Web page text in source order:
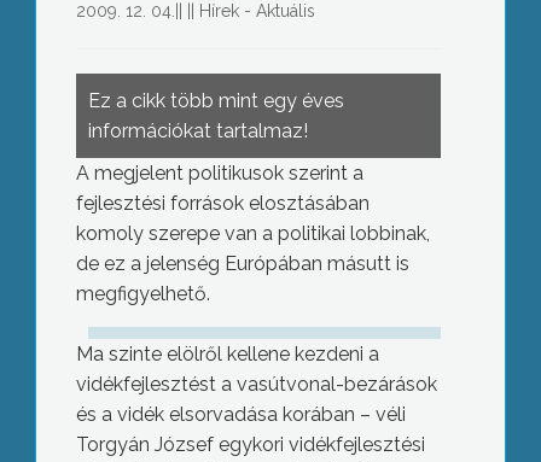
2009. 12. 04. Hírek - Aktuális
Ez a cikk több mint egy éves
információkat tartalmaz!
A megjelent politikusok szerint a
fejlesztési források elosztásában
komoly szerepe van a politikai lobbinak,
de ez a jelenség Európában másutt is
megfigyelhető.
Ma szinte elölről kellene kezdeni a
vidékfejlesztést a vasútvonal-bezárások
és a vidék elsorvadása korában – véli
Torgyán József egykori vidékfejlesztési